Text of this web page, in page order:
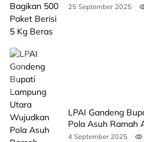
25 September 2025
LPAI Gandeng
Pola Asuh Ramah
Ini Jadwalnya
4 September 2025